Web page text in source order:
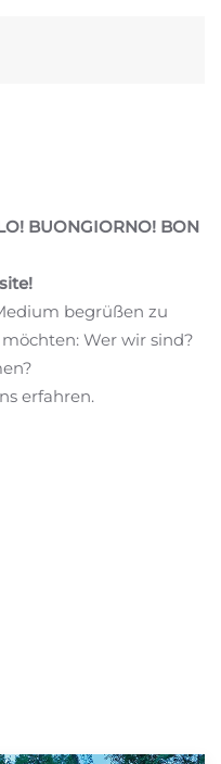
BUONGIORNO! BON
begrüßen zu
Wer wir sind?
erfahren.